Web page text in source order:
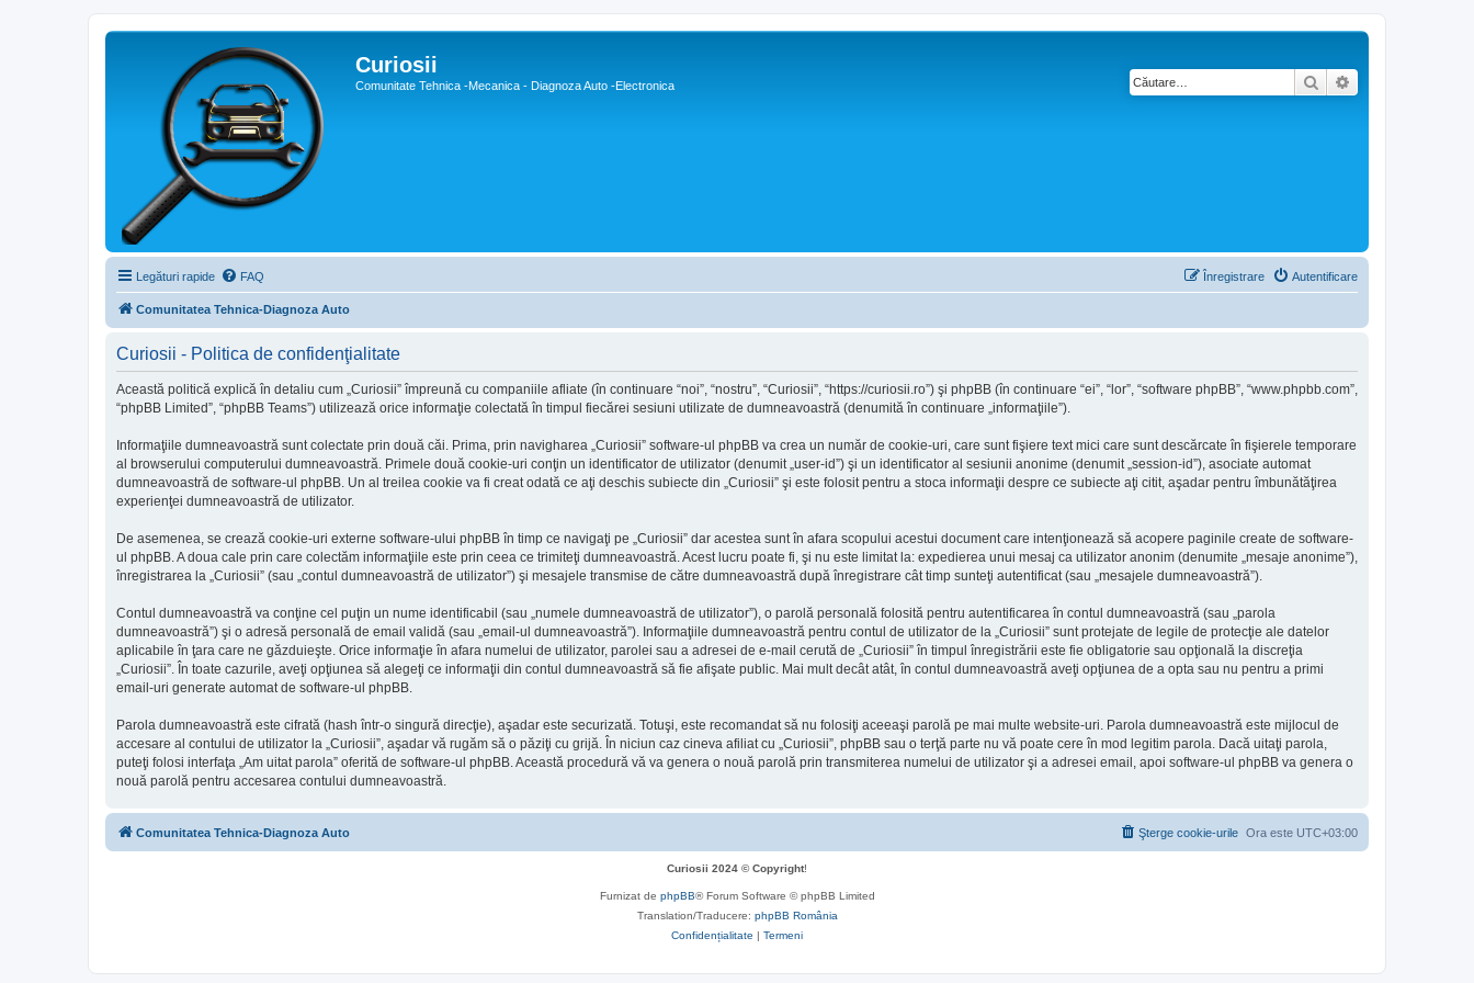
Curiosii
Comunitate Tehnica -Mecanica - Diagnoza Auto -Electronica Căutare
Legături rapide FAQ Autentificare
Înregistrare
Comunitatea Tehnica-Diagnoza Auto
Curiosii - Politica de confidenţialitate
Această politică explică în detaliu cum „Curiosii” împreună cu companiile afliate (în continuare “noi”, “nostru”, “Curiosii”, “https://curiosii.ro”) şi phpBB (în continuare “ei”, “lor”, “software phpBB”, “www.phpbb.com”,
“phpBB Limited”, “phpBB Teams”) utilizează orice informaţie colectată în timpul fiecărei sesiuni utilizate de dumneavoastră (denumită în continuare „informaţiile”).
Informaţiile dumneavoastră sunt colectate prin două căi. Prima, prin navigharea „Curiosii” software-ul phpBB va crea un număr de cookie-uri, care sunt fişiere text mici care sunt descărcate în fişierele temporare
al browserului computerului dumneavoastră. Primele două cookie-uri conţin un identificator de utilizator (denumit „user-id”) şi un identificator al sesiunii anonime (denumit „session-id”), asociate automat
dumneavoastră de software-ul phpBB. Un al treilea cookie va fi creat odată ce aţi deschis subiecte din „Curiosii” şi este folosit pentru a stoca informaţii despre ce subiecte aţi citit, aşadar pentru îmbunătăţirea
experienţei dumneavoastră de utilizator.
De asemenea, se crează cookie-uri externe software-ului phpBB în timp ce navigaţi pe „Curiosii” dar acestea sunt în afara scopului acestui document care intenţionează să acopere paginile create de software-
ul phpBB. A doua cale prin care colectăm informaţiile este prin ceea ce trimiteţi dumneavoastră. Acest lucru poate fi, şi nu este limitat la: expedierea unui mesaj ca utilizator anonim (denumite „mesaje anonime”),
înregistrarea la „Curiosii” (sau „contul dumneavoastră de utilizator”) şi mesajele transmise de către dumneavoastră după înregistrare cât timp sunteţi autentificat (sau „mesajele dumneavoastră”).
Contul dumneavoastră va conţine cel puţin un nume identificabil (sau „numele dumneavoastră de utilizator”), o parolă personală folosită pentru autentificarea în contul dumneavoastră (sau „parola
dumneavoastră”) şi o adresă personală de email validă (sau „email-ul dumneavoastră”). Informaţiile dumneavoastră pentru contul de utilizator de la „Curiosii” sunt protejate de legile de protecţie ale datelor
aplicabile în ţara care ne găzduieşte. Orice informaţie în afara numelui de utilizator, parolei sau a adresei de e-mail cerută de „Curiosii” în timpul înregistrării este fie obligatorie sau opţională la discreţia
„Curiosii”. În toate cazurile, aveţi opţiunea să alegeţi ce informaţii din contul dumneavoastră să fie afişate public. Mai mult decât atât, în contul dumneavoastră aveţi opţiunea de a opta sau nu pentru a primi
email-uri generate automat de software-ul phpBB.
Parola dumneavoastră este cifrată (hash într-o singură direcţie), aşadar este securizată. Totuşi, este recomandat să nu folosiţi aceeaşi parolă pe mai multe website-uri. Parola dumneavoastră este mijlocul de
accesare al contului de utilizator la „Curiosii”, aşadar vă rugăm să o păziţi cu grijă. În niciun caz cineva afiliat cu „Curiosii”, phpBB sau o terţă parte nu vă poate cere în mod legitim parola. Dacă uitaţi parola,
puteţi folosi interfaţa „Am uitat parola” oferită de software-ul phpBB. Această procedură vă va genera o nouă parolă prin transmiterea numelui de utilizator şi a adresei email, apoi software-ul phpBB va genera o
nouă parolă pentru accesarea contului dumneavoastră.
Comunitatea Tehnica-Diagnoza Auto Ora este UTC+03:00
Şterge cookie-urile
Curiosii 2024 © Copyright!
Furnizat de phpBB® Forum Software © phpBB Limited
Translation/Traducere: phpBB România
Confidențialitate | Termeni